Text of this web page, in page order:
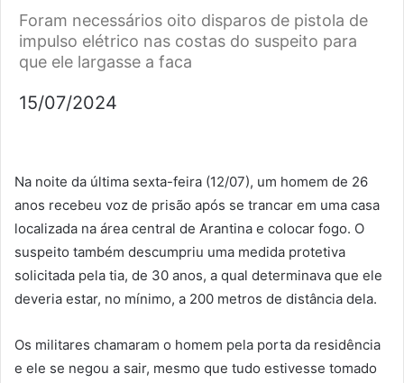
Foram necessários oito disparos de pistola de
impulso elétrico nas costas do suspeito para
que ele largasse a faca
15/07/2024
Na noite da última sexta-feira (12/07), um homem de 26
anos recebeu voz de prisão após se trancar em uma casa
localizada na área central de Arantina e colocar fogo. O
suspeito também descumpriu uma medida protetiva
solicitada pela tia, de 30 anos, a qual determinava que ele
deveria estar, no mínimo, a 200 metros de distância dela.
Os militares chamaram o homem pela porta da residência
e ele se negou a sair, mesmo que tudo estivesse tomado